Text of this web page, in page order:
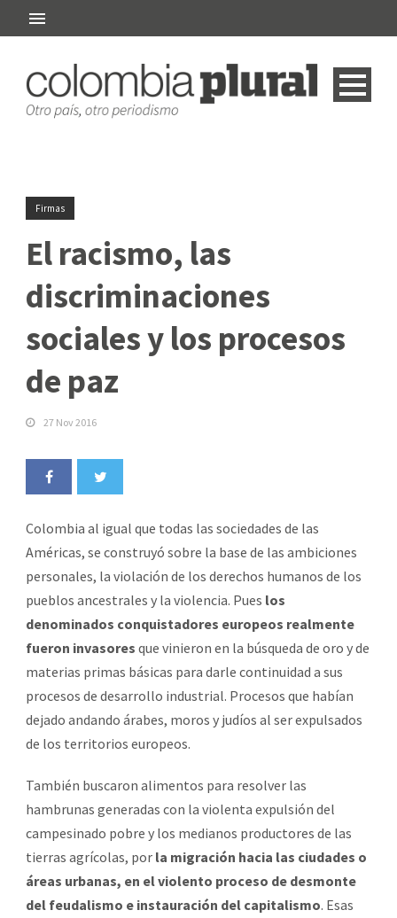
Firmas
El racismo, las
discriminaciones
sociales y los procesos
de paz
27 Nov 2016
Colombia al igual que todas las sociedades de las
Américas, se construyó sobre la base de las ambiciones
personales, la violación de los derechos humanos de los
pueblos ancestrales y la violencia. Pues los
denominados conquistadores europeos realmente
fueron invasores que vinieron en la búsqueda de oro y de
materias primas básicas para darle continuidad a sus
procesos de desarrollo industrial. Procesos que habían
dejado andando árabes, moros y judíos al ser expulsados
de los territorios europeos.
También buscaron alimentos para resolver las
hambrunas generadas con la violenta expulsión del
campesinado pobre y los medianos productores de las
tierras agrícolas, por la migración hacia las ciudades o
áreas urbanas, en el violento proceso de desmonte
del feudalismo e instauración del capitalismo. Esas